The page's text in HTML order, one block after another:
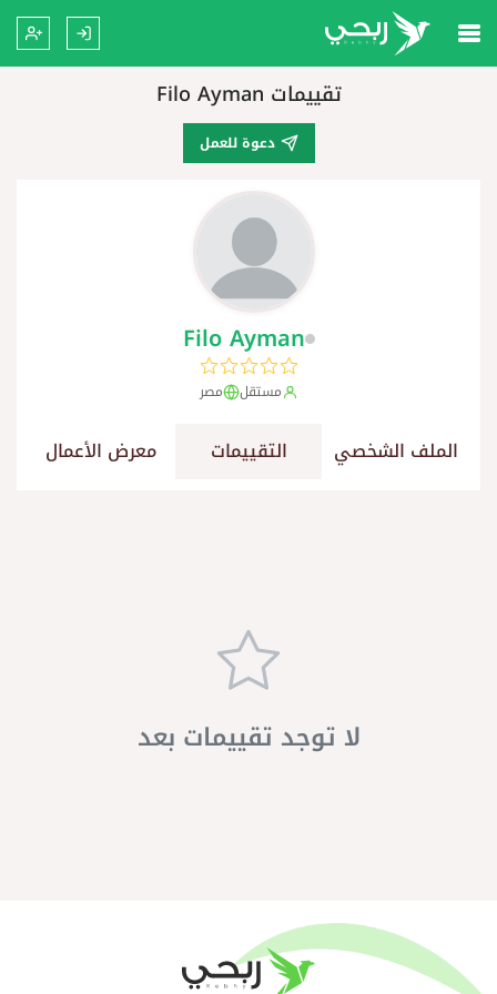
تقييمات Filo Ayman
دعوة للعمل
Filo Ayman
مستقل مصر
الملف الشخصي التقييمات معرض الأعمال
لا توجد تقييمات بعد